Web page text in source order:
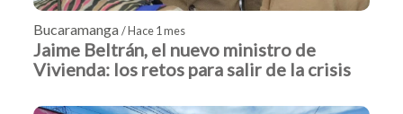
Bucaramanga / Hace 1 mes
Jaime Beltrán, el nuevo ministro de
Vivienda: los retos para salir de la crisis